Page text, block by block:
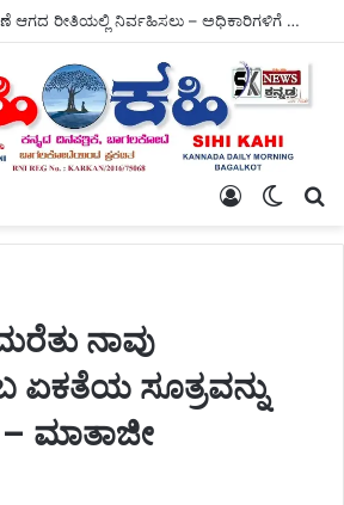
ಮಳೆ ಕೈಕೊಟ್ಟ ಪರಿಣಾಮ ಬೆಳೆಗಳಿಗೆ ಸಂಕಷ್ಟ, ಪೋತ್ನಾಳ ಕೊಟ್ನೆಕಲ್‌ನಲ್ಲಿ – ಸಚಿವರ ಪರಿಶೀಲನೆ.
Switch
Log
ನಾವು
ಸೂತ್ರವನ್ನು
ಮಾತಾಜೀ